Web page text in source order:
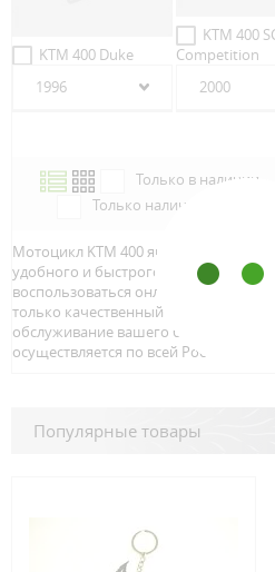
KTM 400 Duke
1996
KTM 400
Competition
2000
Только в наличии
Только наличие
Мотоцикл KTM 400 является
удобного и быстрого поиска
воспользоваться онлайн
только качественный тюнинг и
обслуживание вашего байка.
осуществляется по всей Росcии.
Популярные товары